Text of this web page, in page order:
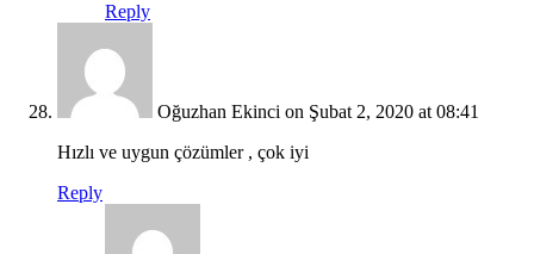
Reply
Oğuzhan Ekinci on Şubat 2, 2020 at 08:41
Hızlı ve uygun çözümler , çok iyi
Reply